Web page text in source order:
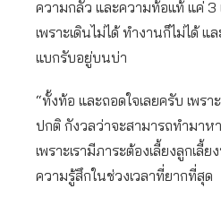
ความกลัว และความท้อแท้ แค่ 3
เพราะเดินไม่ได้ ทำงานก็ไม่ได้ แ
แบกรับอยู่บนบ่า
“ทั้งท้อ และถอดใจเลยครับ เพรา
ปกติ กังวลว่าจะสามารถทำมาห
เพราะเรามีภาระต้องเลี้ยงลูกเลี้
ความรู้สึกในช่วงเวลาที่ยากที่สุด